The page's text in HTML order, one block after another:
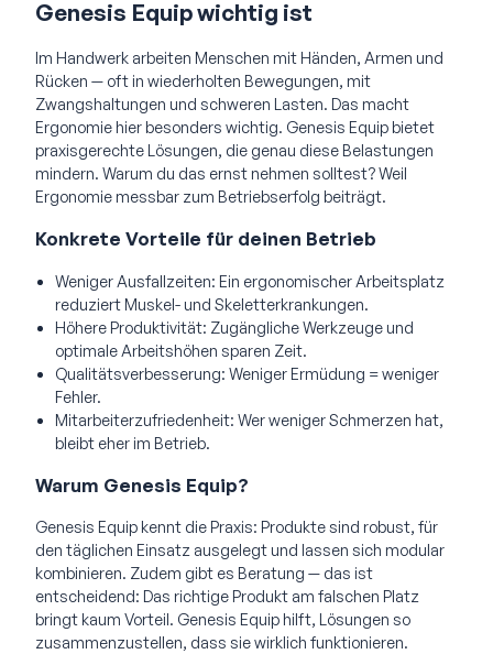
Genesis Equip wichtig ist
Im Handwerk arbeiten Menschen mit Händen, Armen und
Rücken — oft in wiederholten Bewegungen, mit
Zwangshaltungen und schweren Lasten. Das macht
Ergonomie hier besonders wichtig. Genesis Equip bietet
praxisgerechte Lösungen, die genau diese Belastungen
mindern. Warum du das ernst nehmen solltest? Weil
Ergonomie messbar zum Betriebserfolg beiträgt.
Konkrete Vorteile für deinen Betrieb
Weniger Ausfallzeiten: Ein ergonomischer Arbeitsplatz
reduziert Muskel- und Skeletterkrankungen.
Höhere Produktivität: Zugängliche Werkzeuge und
optimale Arbeitshöhen sparen Zeit.
Qualitätsverbesserung: Weniger Ermüdung = weniger
Fehler.
Mitarbeiterzufriedenheit: Wer weniger Schmerzen hat,
bleibt eher im Betrieb.
Warum Genesis Equip?
Genesis Equip kennt die Praxis: Produkte sind robust, für
den täglichen Einsatz ausgelegt und lassen sich modular
kombinieren. Zudem gibt es Beratung — das ist
entscheidend: Das richtige Produkt am falschen Platz
bringt kaum Vorteil. Genesis Equip hilft, Lösungen so
zusammenzustellen, dass sie wirklich funktionieren.